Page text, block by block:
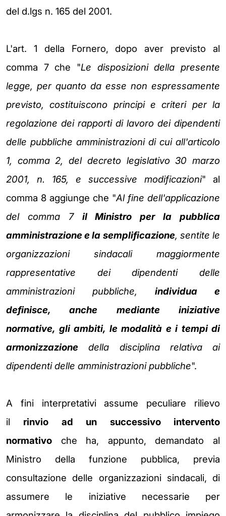
del d.lgs n. 165 del 2001.
L'art. 1 della Fornero, dopo aver previsto al
comma 7 che "Le disposizioni della presente
legge, per quanto da esse non espressamente
previsto, costituiscono principi e criteri per la
regolazione dei rapporti di lavoro dei dipendenti
delle pubbliche amministrazioni di cui all'articolo
1, comma 2, del decreto legislativo 30 marzo
2001, n. 165, e successive modificazioni" al
comma 8 aggiunge che "Al fine dell'applicazione
del comma 7 il Ministro per la pubblica
amministrazione e la semplificazione, sentite le
organizzazioni sindacali maggiormente
rappresentative dei dipendenti delle
amministrazioni pubbliche,
individua e
definisce, anche mediante iniziative
normative, gli ambiti, le modalità e i tempi di
armonizzazione della disciplina relativa ai
dipendenti delle amministrazioni pubbliche".
A fini interpretativi assume peculiare rilievo
il rinvio ad un successivo intervento
normativo che ha, appunto, demandato al
Ministro della funzione pubblica, previa
consultazione delle organizzazioni sindacali, di
assumere le iniziative necessarie per